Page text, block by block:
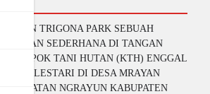
MRAYAN TRIGONA PARK SEBUAH
GAGASAN SEDERHANA DI TANGAN
KELOMPOK TANI HUTAN (KTH) ENGGAL
MULYO LESTARI DI DESA MRAYAN
KECAMATAN NGRAYUN KABUPATEN